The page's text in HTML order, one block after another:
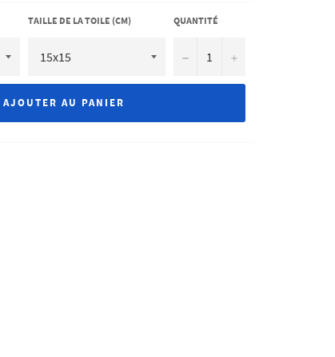
TAILLE DE LA TOILE (CM) QUANTITÉ
− +
AJOUTER AU PANIER